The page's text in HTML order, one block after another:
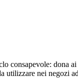
dona
utilizzare nei negozi